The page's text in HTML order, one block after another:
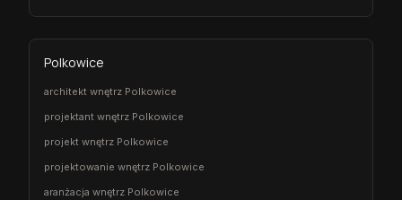
Polkowice
architekt wnętrz Polkowice
projektant wnętrz Polkowice
projekt wnętrz Polkowice
projektowanie wnętrz Polkowice
aranżacja wnętrz Polkowice